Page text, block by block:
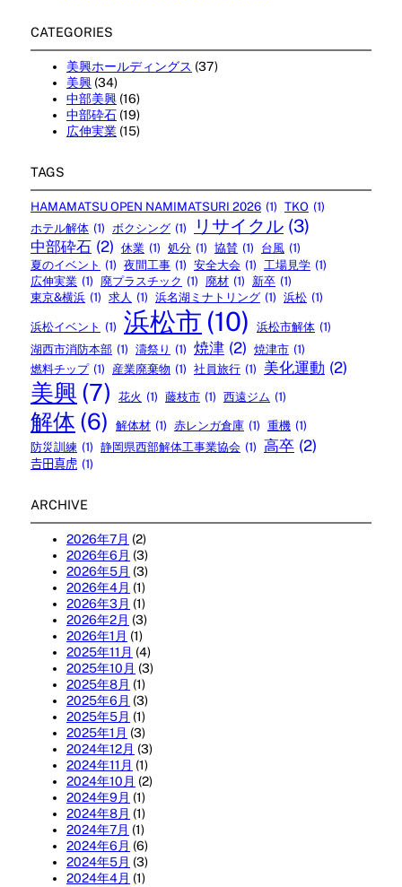
CATEGORIES
美興ホールディングス (37)
美興 (34)
中部美興 (16)
中部砕石 (19)
広伸実業 (15)
TAGS
HAMAMATSU OPEN NAMIMATSURI 2026 (1) TKO (1)
ホテル解体 (1) ボクシング (1) リサイクル (3)
中部砕石 (2) 休業 (1) 処分 (1) 協賛 (1) 台風 (1)
夏のイベント (1) 夜間工事 (1) 安全大会 (1) 工場見学 (1)
広伸実業 (1) 廃プラスチック (1) 廃材 (1) 新卒 (1)
東京&横浜 (1) 求人 (1) 浜名湖ミナトリング (1) 浜松 (1)
浜松イベント (1) 浜松市 (10) 浜松市解体 (1)
湖西市消防本部 (1) 濤祭り (1) 焼津 (2) 焼津市 (1)
燃料チップ (1) 産業廃棄物 (1) 社員旅行 (1) 美化運動 (2)
美興 (7) 花火 (1) 藤枝市 (1) 西遠ジム (1)
解体 (6) 解体材 (1) 赤レンガ倉庫 (1) 重機 (1)
防災訓練 (1) 静岡県西部解体工事業協会 (1) 高卒 (2)
𠮷田真虎 (1)
ARCHIVE
2026年7月 (2)
2026年6月 (3)
2026年5月 (3)
2026年4月 (1)
2026年3月 (1)
2026年2月 (3)
2026年1月 (1)
2025年11月 (4)
2025年10月 (3)
2025年8月 (1)
2025年6月 (3)
2025年5月 (1)
2025年1月 (3)
2024年12月 (3)
2024年11月 (1)
2024年10月 (2)
2024年9月 (1)
2024年8月 (1)
2024年7月 (1)
2024年6月 (6)
2024年5月 (3)
2024年4月 (1)